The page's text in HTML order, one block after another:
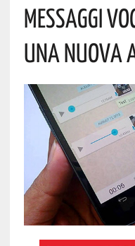
MESSAGGI
UNA NUOVA